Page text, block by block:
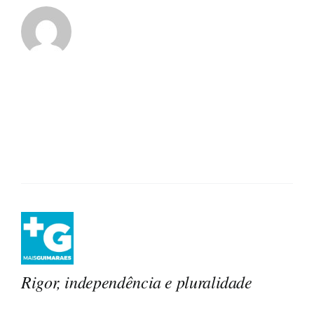
Rigor, independência e pluralidade